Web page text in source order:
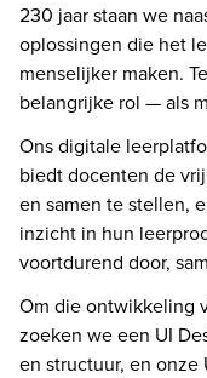
230 jaar staan we
oplossingen die het
menselijker maken.
belangrijke rol — als
Ons digitale
biedt docenten de
en samen te stellen,
inzicht in hun
voortdurend door,
Om die ontwikkeling
zoeken we een UI
en structuur, en onze